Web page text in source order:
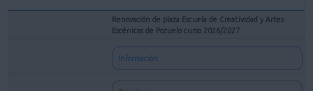
Renovación de plaza Escuela de Creatividad y Artes
Escénicas de Pozuelo curso 2026/2027
Información